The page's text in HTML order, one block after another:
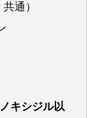
通）
キシジル以